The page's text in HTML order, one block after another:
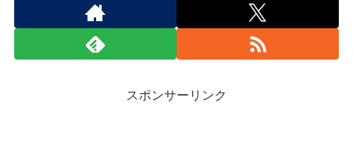
スポンサーリンク